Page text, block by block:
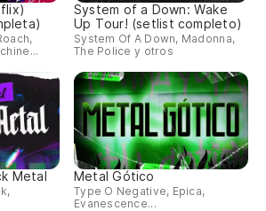
System of a Down: Wake
Up Tour! (setlist completo)
System Of A Down, Madonna,
The Police y otros
Metal Metal Gótico
Type O Negative, Epica,
Evanescence...